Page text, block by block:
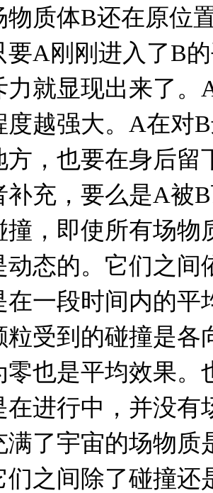
物质体B还在原位
要A刚刚进入了B
力就显现出来了
度越强大。A在对
方，也要在身后留
补充，要么是A被
撞，即使所有场物
动态的。它们之间
在一段时间内的平
粒受到的碰撞是各
零也是平均效果。
在进行中，并没有
满了宇宙的场物质
们之间除了碰撞还